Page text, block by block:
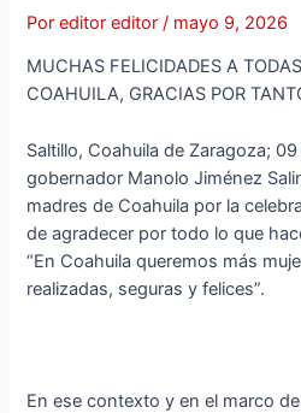
Poreditor editor/ mayo 9, 2026
MUCHAS FELICIDADES A
COAHUILA, GRACIAS POR
Saltillo, Coahuila de Zaragoza;
gobernador Manolo Jiménez
madres de Coahuila por la
de agradecer por todo lo que
“En Coahuila queremos más
realizadas, seguras y felices”.
En ese contexto y en el marco